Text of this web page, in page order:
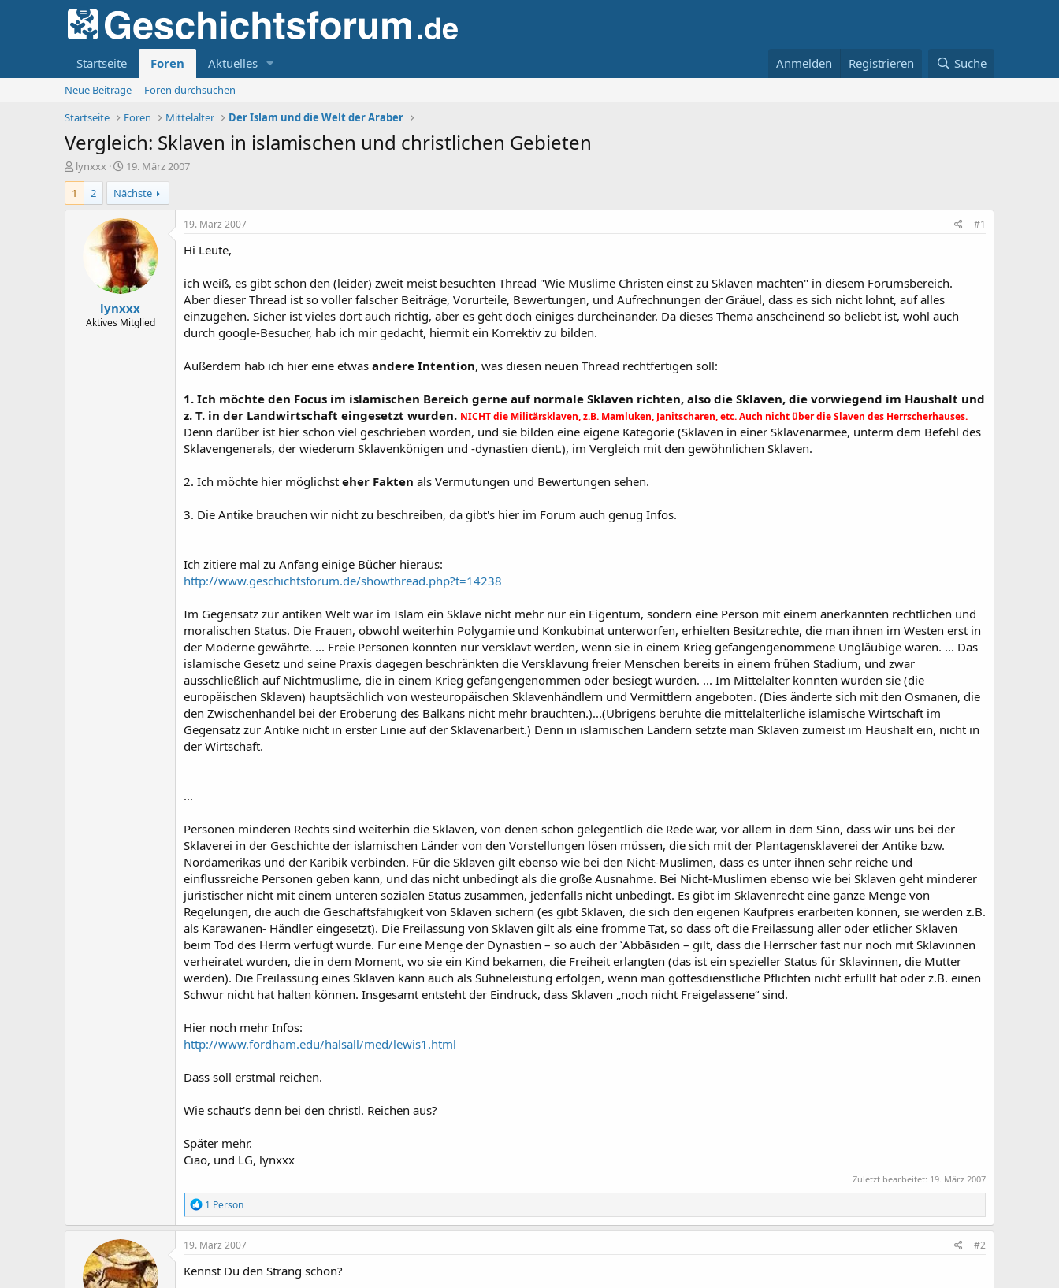
Startseite Foren Aktuelles Anmelden Registrieren Suche
Neue Beiträge
Foren durchsuchen
Startseite
Foren Mittelalter Der Islam und die Welt der Araber
Vergleich: Sklaven in islamischen und christlichen Gebieten
E
r
s
t
lynxxx
E
r
s
t
e
l
l
a
m
19. März 2007
1
2 Nächste
lynxxx
Aktives Mitglied
19. März 2007 #1
Hi Leute,
ich weiß, es gibt schon den (leider) zweit meist besuchten Thread "Wie Muslime Christen einst zu Sklaven machten" in diesem Forumsbereich.
Aber dieser Thread ist so voller falscher Beiträge, Vorurteile, Bewertungen, und Aufrechnungen der Gräuel, dass es sich nicht lohnt, auf alles
einzugehen. Sicher ist vieles dort auch richtig, aber es geht doch einiges durcheinander. Da dieses Thema anscheinend so beliebt ist, wohl auch
durch google-Besucher, hab ich mir gedacht, hiermit ein Korrektiv zu bilden.
Außerdem hab ich hier eine etwas andere Intention, was diesen neuen Thread rechtfertigen soll:
1. Ich möchte den Focus im islamischen Bereich gerne auf normale Sklaven richten, also die Sklaven, die vorwiegend im Haushalt und
z. T. in der Landwirtschaft eingesetzt wurden. NICHT die Militärsklaven, z.B. Mamluken, Janitscharen, etc. Auch nicht über die Slaven des Herrscherhauses.
Denn darüber ist hier schon viel geschrieben worden, und sie bilden eine eigene Kategorie (Sklaven in einer Sklavenarmee, unterm dem Befehl des
Sklavengenerals, der wiederum Sklavenkönigen und -dynastien dient.), im Vergleich mit den gewöhnlichen Sklaven.
2. Ich möchte hier möglichst eher Fakten als Vermutungen und Bewertungen sehen.
3. Die Antike brauchen wir nicht zu beschreiben, da gibt's hier im Forum auch genug Infos.
Ich zitiere mal zu Anfang einige Bücher hieraus:
http://www.geschichtsforum.de/showthread.php?t=14238
Im Gegensatz zur antiken Welt war im Islam ein Sklave nicht mehr nur ein Eigentum, sondern eine Person mit einem anerkannten rechtlichen und
moralischen Status. Die Frauen, obwohl weiterhin Polygamie und Konkubinat unterworfen, erhielten Besitzrechte, die man ihnen im Westen erst in
der Moderne gewährte. ... Freie Personen konnten nur versklavt werden, wenn sie in einem Krieg gefangengenommene Ungläubige waren. ... Das
islamische Gesetz und seine Praxis dagegen beschränkten die Versklavung freier Menschen bereits in einem frühen Stadium, und zwar
ausschließlich auf Nichtmuslime, die in einem Krieg gefangengenommen oder besiegt wurden. ... Im Mittelalter konnten wurden sie (die
europäischen Sklaven) hauptsächlich von westeuropäischen Sklavenhändlern und Vermittlern angeboten. (Dies änderte sich mit den Osmanen, die
den Zwischenhandel bei der Eroberung des Balkans nicht mehr brauchten.)...(Übrigens beruhte die mittelalterliche islamische Wirtschaft im
Gegensatz zur Antike nicht in erster Linie auf der Sklavenarbeit.) Denn in islamischen Ländern setzte man Sklaven zumeist im Haushalt ein, nicht in
der Wirtschaft.
...
Personen minderen Rechts sind weiterhin die Sklaven, von denen schon gelegentlich die Rede war, vor allem in dem Sinn, dass wir uns bei der
Sklaverei in der Geschichte der islamischen Länder von den Vorstellungen lösen müssen, die sich mit der Plantagensklaverei der Antike bzw.
Nordamerikas und der Karibik verbinden. Für die Sklaven gilt ebenso wie bei den Nicht-Muslimen, dass es unter ihnen sehr reiche und
einflussreiche Personen geben kann, und das nicht unbedingt als die große Ausnahme. Bei Nicht-Muslimen ebenso wie bei Sklaven geht minderer
juristischer nicht mit einem unteren sozialen Status zusammen, jedenfalls nicht unbedingt. Es gibt im Sklavenrecht eine ganze Menge von
Regelungen, die auch die Geschäftsfähigkeit von Sklaven sichern (es gibt Sklaven, die sich den eigenen Kaufpreis erarbeiten können, sie werden z.B.
als Karawanen- Händler eingesetzt). Die Freilassung von Sklaven gilt als eine fromme Tat, so dass oft die Freilassung aller oder etlicher Sklaven
beim Tod des Herrn verfügt wurde. Für eine Menge der Dynastien – so auch der ʿAbbāsiden – gilt, dass die Herrscher fast nur noch mit Sklavinnen
verheiratet wurden, die in dem Moment, wo sie ein Kind bekamen, die Freiheit erlangten (das ist ein spezieller Status für Sklavinnen, die Mutter
werden). Die Freilassung eines Sklaven kann auch als Sühneleistung erfolgen, wenn man gottesdienstliche Pflichten nicht erfüllt hat oder z.B. einen
Schwur nicht hat halten können. Insgesamt entsteht der Eindruck, dass Sklaven „noch nicht Freigelassene“ sind.
Hier noch mehr Infos:
http://www.fordham.edu/halsall/med/lewis1.html
Dass soll erstmal reichen.
Wie schaut's denn bei den christl. Reichen aus?
Später mehr.
Ciao, und LG, lynxxx
Zuletzt bearbeitet: 19. März 2007
R
e
a
k
i
o
1 Person
19. März 2007 #2
Kennst Du den Strang schon?